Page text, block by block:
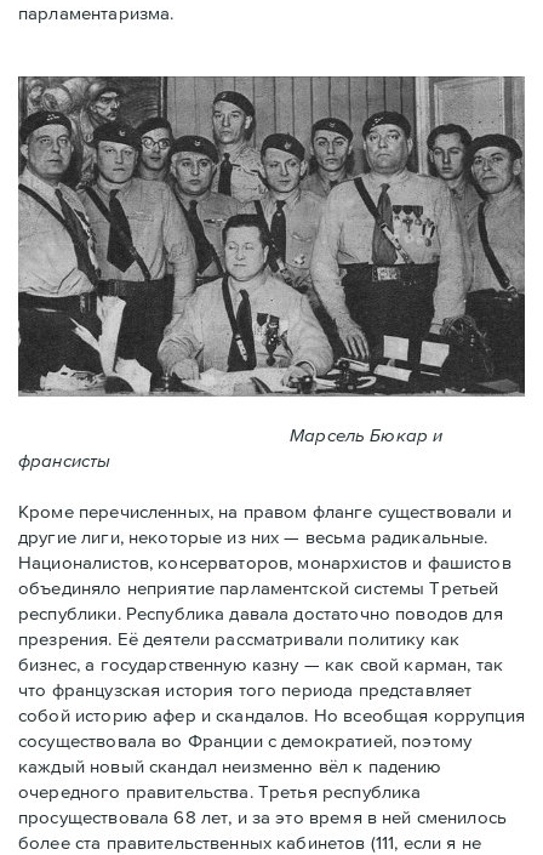
парламентаризма.
Марсель Бюкар и
франсисты
Кроме перечисленных, на правом фланге существовали и
другие лиги, некоторые из них — весьма радикальные.
Националистов, консерваторов, монархистов и фашистов
объединяло неприятие парламентской системы Третьей
республики. Республика давала достаточно поводов для
презрения. Её деятели рассматривали политику как
бизнес, а государственную казну — как свой карман, так
что французская история того периода представляет
собой историю афер и скандалов. Но всеобщая коррупция
сосуществовала во Франции с демократией, поэтому
каждый новый скандал неизменно вёл к падению
очередного правительства. Третья республика
просуществовала 68 лет, и за это время в ней сменилось
более ста правительственных кабинетов (111, если я не